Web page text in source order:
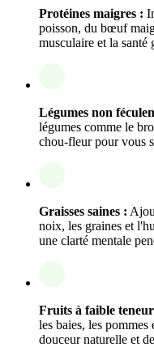
Protéines maigres :
poisson, du bœuf
musculaire et la santé
Légumes non
légumes comme le
chou-fleur pour vous
Graisses saines :
noix, les graines et
une clarté mentale
Fruits à faible
les baies, les
douceur naturelle et